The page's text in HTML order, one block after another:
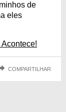
de
eles
COMPARTILHAR